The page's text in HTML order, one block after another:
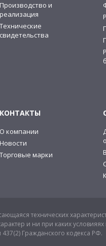
Производство и
реализация
Технические
свидетельства
КОНТАКТЫ
О компании
Новости
Торговые марки
технических
и ни при каких условияях
Гражданского кодекса РФ.